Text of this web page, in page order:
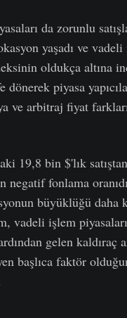
da zorunlu
yaşadı ve
oldukça altına
dönerek piyasa
ve arbitraj fiyat
19,8 bin $'lık
negatif fonlama
büyüklüğü daha
vadeli işlem
gelen kaldıraç
başlıca faktör